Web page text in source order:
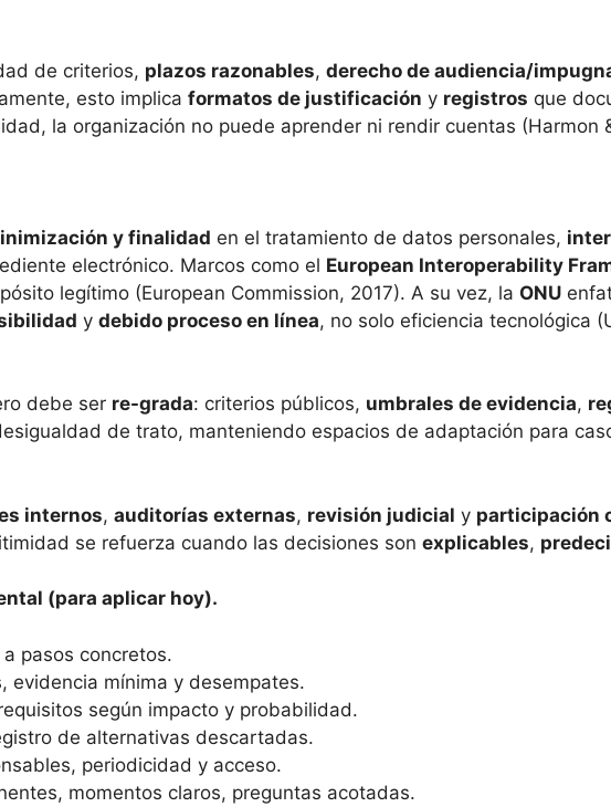
de criterios, plazos razonables, derecho de audiencia/
esto implica formatos de justificación y registros que
la organización no puede aprender ni rendir cuentas (Harmon
y finalidad en el tratamiento de datos personales,
electrónico. Marcos como el European Interoperability
legítimo (European Commission, 2017). A su vez, la ONU
y debido proceso en línea, no solo eficiencia tecnológica
debe ser re-grada: criterios públicos, umbrales de evidencia,
de trato, manteniendo espacios de adaptación para
internos, auditorías externas, revisión judicial y participación
se refuerza cuando las decisiones son explicables,
(para aplicar hoy).
pasos concretos.
evidencia mínima y desempates.
según impacto y probabilidad.
de alternativas descartadas.
periodicidad y acceso.
momentos claros, preguntas acotadas.